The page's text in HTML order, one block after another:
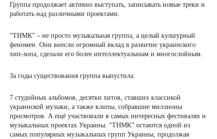
Группа продолжает активно выступать, записывать новые треки и
работать над различными проектами.
“ТНМК” – не просто музыкальная группа, а целый культурный
феномен. Они внесли огромный вклад в развитие украинского
хип-хопа, сделали его более интеллектуальным и многослойным.
За годы существования группа выпустила:
7 студийных альбомов, десятки хитов, ставших классикой
украинской музыки, а также клипы, собравшие миллионы
просмотров. А ещё участвовали в самых интересных фестивалях и
музыкальных проектах Украины. “ТНМК” остаются одной из
самых популярных музыкальных групп Украины, продолжая